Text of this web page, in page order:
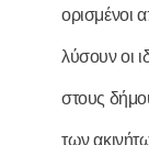
ορισμένοι
λύσουν οι
στους
των